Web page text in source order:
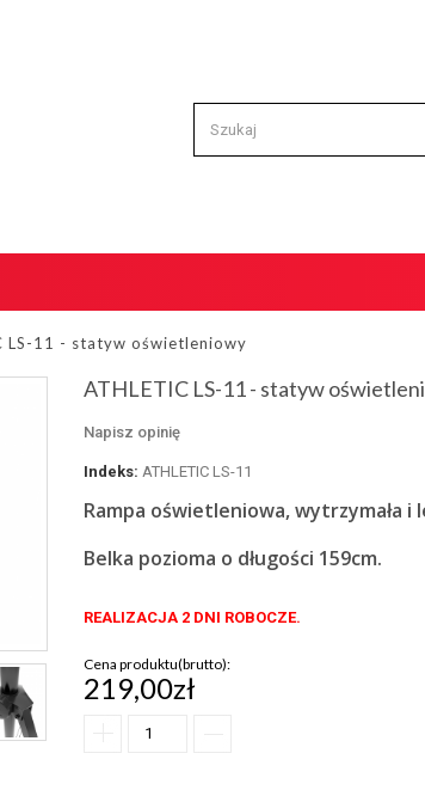
LS-11 - statyw oświetleniowy
ATHLETIC LS-11 - statyw
Napisz opinię
Indeks: ATHLETIC LS-11
Rampa oświetleniowa, wytrzymała
Belka pozioma o długości 159cm.
REALIZACJA 2 DNI ROBOCZE.
Cena produktu(brutto):
219,00zł